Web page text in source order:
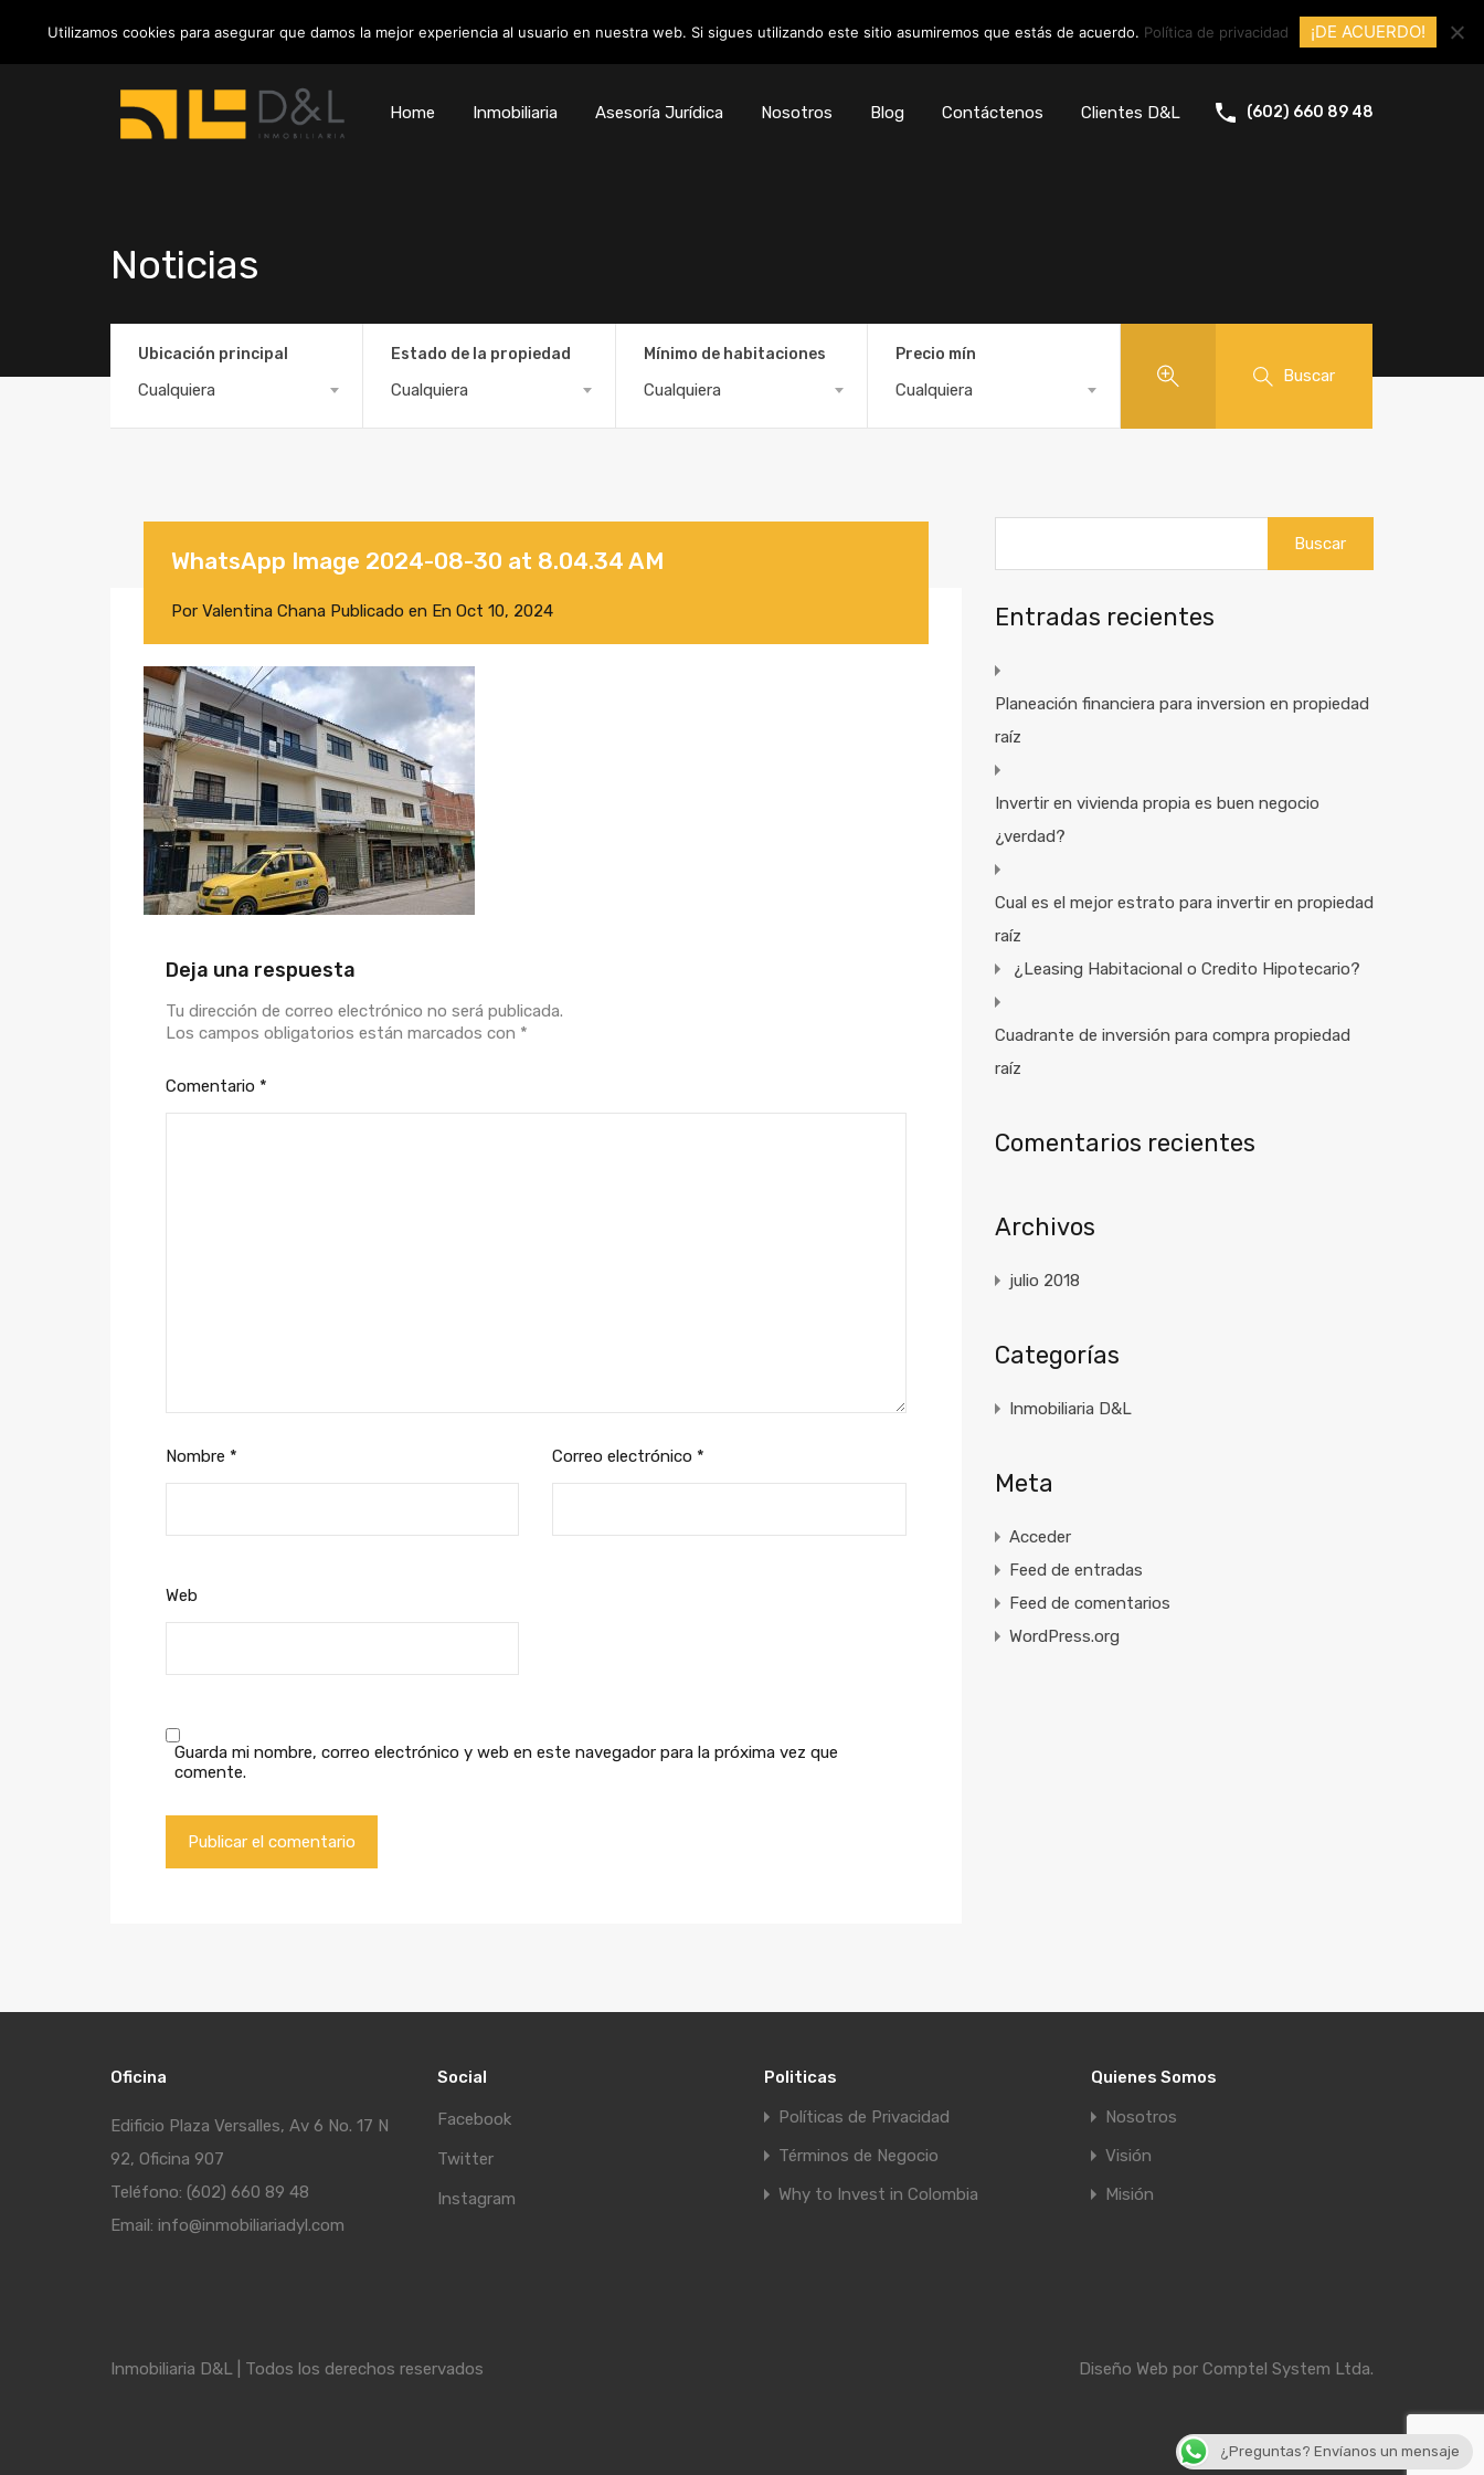
Home Inmobiliaria Asesoría Jurídica Nosotros Blog Contáctenos Clientes D&L (602) 660 89 48
Noticias
Ubicación principal
Cualquiera
Estado de la propiedad
Cualquiera
Mínimo de habitaciones
Cualquiera
Precio mín
Cualquiera
Buscar
WhatsApp Image 2024-08-30 at 8.04.34 AM
Por Valentina Chana Publicado en En Oct 10, 2024
Deja una respuesta
Tu dirección de correo electrónico no será publicada.
Los campos obligatorios están marcados con *
Comentario *
Nombre * Correo electrónico *
Web
Guarda mi nombre, correo electrónico y web en este navegador para la próxima vez que
comente.
Entradas recientes
Planeación financiera para inversion en propiedad
raíz
Invertir en vivienda propia es buen negocio
¿verdad?
Cual es el mejor estrato para invertir en propiedad
raíz
¿Leasing Habitacional o Credito Hipotecario?
Cuadrante de inversión para compra propiedad
raíz
Comentarios recientes
Archivos
julio 2018
Categorías
Inmobiliaria D&L
Meta
Acceder
Feed de entradas
Feed de comentarios
WordPress.org
Oficina
Edificio Plaza Versalles, Av 6 No. 17 N
92, Oficina 907
Teléfono: (602) 660 89 48
Email: info@inmobiliariadyl.com
Social
Facebook
Twitter
Instagram
Politicas
Políticas de Privacidad
Términos de Negocio
Why to Invest in Colombia
Quienes Somos
Nosotros
Visión
Misión
Inmobiliaria D&L | Todos los derechos reservados Diseño Web por Comptel System Ltda.
¿Preguntas? Envíanos un mensaje
Utilizamos cookies para asegurar que damos la mejor experiencia al usuario en nuestra web. Si sigues utilizando este sitio asumiremos que estás de acuerdo. Política de privacidad ¡DE ACUERDO!